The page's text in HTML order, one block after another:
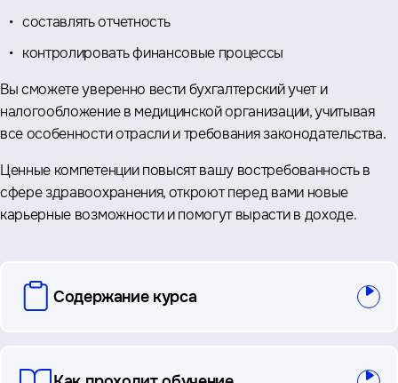
составлять отчетность
контролировать финансовые процессы
Вы сможете уверенно вести бухгалтерский учет и
налогообложение в медицинской организации, учитывая
все особенности отрасли и требования законодательства.
Ценные компетенции повысят вашу востребованность в
сфере здравоохранения, откроют перед вами новые
карьерные возможности и помогут вырасти в доходе.
вопросы
Содержание курса